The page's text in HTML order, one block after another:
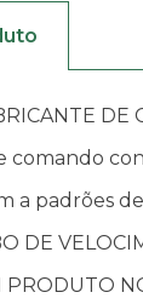
DE
comando
a padrões
DE